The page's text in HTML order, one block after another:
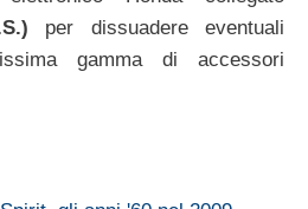
per dissuadere eventuali
gamma di accessori